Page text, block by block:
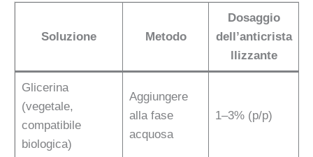
Soluzione Metodo
Dosaggio
dell’anticrista
llizzante
Glicerina
(vegetale,
compatibile
biologica)
Aggiungere
alla fase
acquosa
1–3% (p/p)